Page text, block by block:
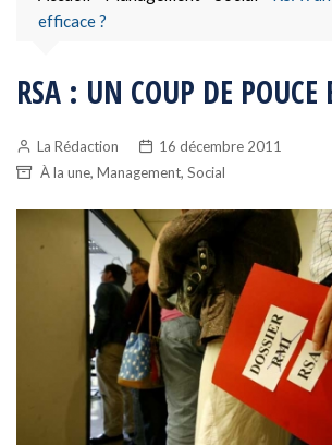
efficace ?
RSA : UN COUP DE POUCE
La Rédaction
16 décembre 2011
À la une, Management, Social